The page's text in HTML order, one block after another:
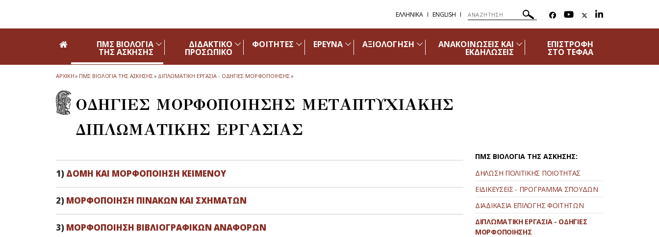
ΕΛΛΗΝΙΚΑ ENGLISH
ΠΜΣ ΒΙΟΛΟΓΙΑ
ΤΗΣ ΑΣΚΗΣΗΣ
ΔΙΔΑΚΤΙΚΟ
ΠΡΟΣΩΠΙΚΟ
ΦΟΙΤΗΤΕΣ ΕΡΕΥΝΑ ΑΞΙΟΛΟΓΗΣΗ ΑΝΑΚΟΙΝΩΣΕΙΣ ΚΑΙ
ΕΚΔΗΛΩΣΕΙΣ
ΕΠΙΣΤΡΟΦΗ
ΣΤΟ ΤΕΦΑΑ
ΑΡΧΙΚΗ» ΠΜΣ ΒΙΟΛΟΓΙΑ ΤΗΣ ΑΣΚΗΣΗΣ» ΔΙΠΛΩΜΑΤΙΚΗ ΕΡΓΑΣΙΑ - ΟΔΗΓΙΕΣ ΜΟΡΦΟΠΟΙΗΣΗΣ»
ΟΔΗΓΙΕΣ ΜΟΡΦΟΠΟΙΗΣΗΣ ΜΕΤΑΠΤΥΧΙΑΚΗΣ
ΔΙΠΛΩΜΑΤΙΚΗΣ ΕΡΓΑΣΙΑΣ
1) ΔΟΜΗ ΚΑΙ ΜΟΡΦΟΠΟΙΗΣΗ ΚΕΙΜΕΝΟΥ
2) ΜΟΡΦΟΠΟΙΗΣΗ ΠΙΝΑΚΩΝ ΚΑΙ ΣΧΗΜΑΤΩΝ
3) ΜΟΡΦΟΠΟΙΗΣΗ ΒΙΒΛΙΟΓΡΑΦΙΚΩΝ ΑΝΑΦΟΡΩΝ
ΠΜΣ ΒΙΟΛΟΓΙΑ ΤΗΣ ΑΣΚΗΣΗΣ:
ΔΗΛΩΣΗ ΠΟΛΙΤΙΚΗΣ ΠΟΙΟΤΗΤΑΣ
ΕΙΔΙΚΕΥΣΕΙΣ - ΠΡΟΓΡΑΜΜΑ ΣΠΟΥΔΩΝ
ΔΙΑΔΙΚΑΣΙΑ ΕΠΙΛΟΓΗΣ ΦΟΙΤΗΤΩΝ
ΔΙΠΛΩΜΑΤΙΚΗ ΕΡΓΑΣΙΑ - ΟΔΗΓΙΕΣ
ΜΟΡΦΟΠΟΙΗΣΗΣ